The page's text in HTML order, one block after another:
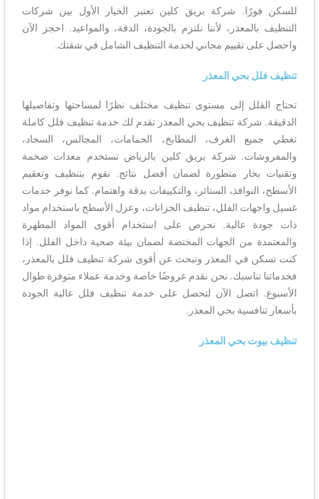
للسكن فورًا. شركة بريق كلين تعتبر الخيار الأول بين شركات
التنظيف بالمعذر، لأننا نلتزم بالجودة، الدقة، والمواعيد. احجز الآن
واحصل على تقييم مجاني لخدمة التنظيف الشامل في شقتك.
تنظيف فلل بحي المعذر
تحتاج الفلل إلى مستوى تنظيف مختلف نظرًا لمساحتها وتفاصيلها
الدقيقة. شركة تنظيف بحي المعذر تقدم لك خدمة تنظيف فلل كاملة
تغطي جميع الغرف، المطابخ، الحمامات، المجالس، السجاد،
والمفروشات. شركة بريق كلين بالرياض تستخدم معدات ضخمة
وتقنيات بخار متطورة لضمان أفضل نتائج. نقوم بتنظيف وتعقيم
الأسطح، النوافذ، الستائر، والتكييفات بدقة واهتمام. كما نوفر خدمات
غسيل واجهات الفلل، تنظيف الخزانات، وعزل الأسطح باستخدام مواد
ذات جودة عالية. نحرص على استخدام أقوى المواد المطهرة
والمعتمدة من الجهات المختصة لضمان بيئة صحية داخل الفلل. إذا
كنت تسكن في المعذر وتبحث عن أقوى شركة تنظيف فلل بالمعذر،
فخدماتنا تناسبك. نحن نقدم عروضًا خاصة وخدمة عملاء متوفرة طوال
الأسبوع. اتصل الآن لتحصل على خدمة تنظيف فلل عالية الجودة
بأسعار تنافسية بحي المعذر.
تنظيف بيوت بحي المعذر